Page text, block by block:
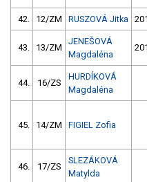
42. 12/ZM RUSZOVÁ Jitka
43. 13/ZM
JENEŠOVÁ
Magdaléna
44. 16/ZS
HURDÍKOVÁ
Magdaléna
45. 14/ZM FIGIEL Zofia
46. 17/ZS
SLEZÁKOVÁ
Matylda